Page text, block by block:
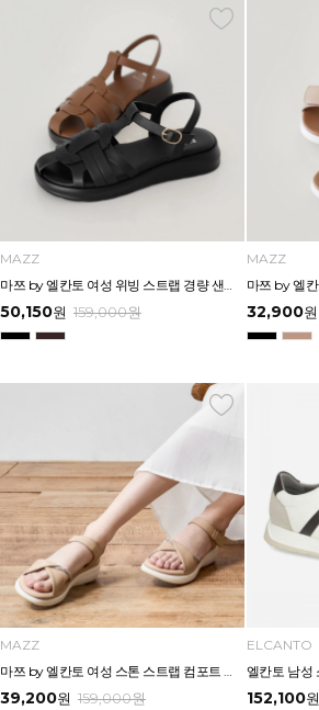
MAZZ
마쯔 by 엘칸토 여성 위빙 스트랩 경량 샌들 3.5cm LCWW53M626
50,150원 159,000원
MAZZ
32,900원
MAZZ
마쯔 by 엘칸토 여성 스톤 스트랩 컴포트 샌들 3.5cm LCWW07M626
39,200원 159,000원
ELCANTO
152,100원